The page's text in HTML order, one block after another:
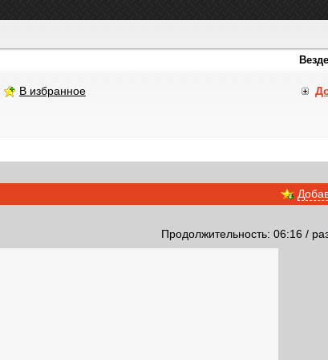
В избранное
Продолжительность: 06:16 /